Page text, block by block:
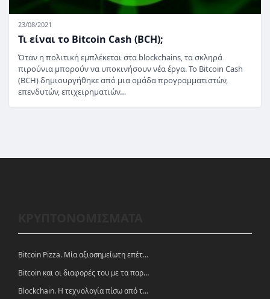
23/08/2021
Τι είναι το Bitcoin Cash (BCH);
Όταν η πολιτική εμπλέκεται στα blockchains, τα σκληρά
πιρούνια μπορούν να υποκινήσουν νέα έργα. Το Bitcoin Cash
(BCH) δημιουργήθηκε από μια ομάδα προγραμματιστών,
επενδυτών, επιχειρηματιών…
Bitcoin Pizza. Μία αξιοσημείωτη επέτειος.
Bitcoin και οι διαφορές του με τα παραδοσιακά νομίσματα
Blockchain. Η τεχνολογία πίσω από τα κρυπτονομίσματα